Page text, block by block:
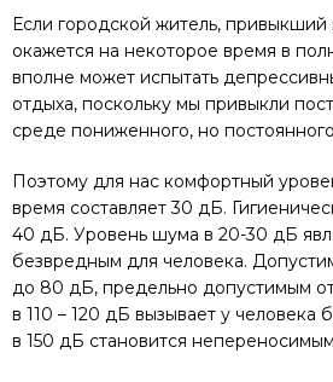
Если городской житель,
окажется на некоторое время в
вполне может испытать
отдыха, поскольку мы привыкли
среде пониженного, но
Поэтому для нас комфортный
время составляет 30 дБ.
40 дБ. Уровень шума в 20-30 дБ
безвредным для человека.
до 80 дБ, предельно допустимым
в 110 – 120 дБ вызывает у
в 150 дБ становится